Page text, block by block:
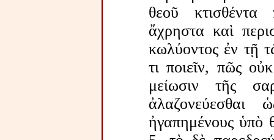
θεοῦ
ἄχρηστα καὶ
κωλύοντος ἐν τῇ
τι ποιεῖν, πῶς
μείωσιν τῆς
ἀλαζονεύεσθαι
ἠγαπημένους ὑπὸ